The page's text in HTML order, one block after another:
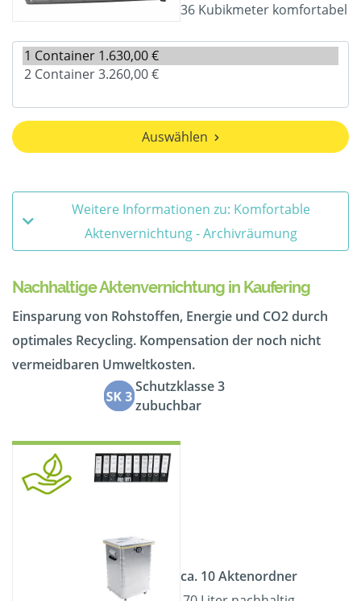
36 Kubikmeter komfortabel
Auswählen
Weitere Informationen zu: Komfortable
Aktenvernichtung - Archivräumung
Nachhaltige Aktenvernichtung in Kaufering
Einsparung von Rohstoffen, Energie und CO2 durch
optimales Recycling. Kompensation der noch nicht
vermeidbaren Umweltkosten.
Schutzklasse 3
zubuchbar
ca. 10 Aktenordner